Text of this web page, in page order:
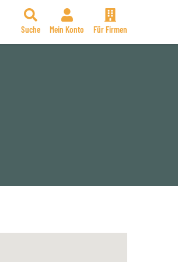
Suche Mein Konto Für Firmen